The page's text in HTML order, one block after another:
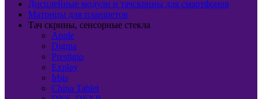
Дисплейные модули и тачскрины для смартфонов
Матрицы для планшетов
Тач скрины, сенсорные стекла
Apple
Digma
Prestigio
Explay
Irbis
China Tablet